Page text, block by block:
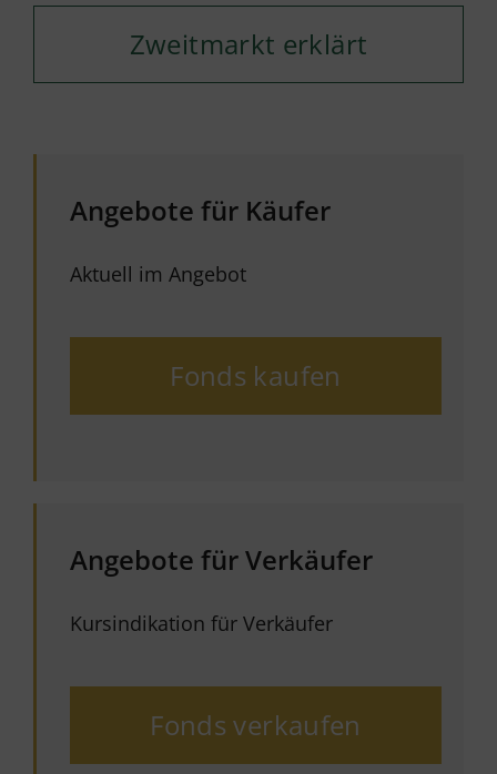
Zweitmarkt erklärt
Angebote für Käufer
Aktuell im Angebot
Fonds kaufen
Angebote für Verkäufer
Kursindikation für Verkäufer
Fonds verkaufen